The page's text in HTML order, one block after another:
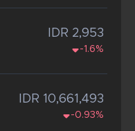
IDR 2,953
-1.6%
IDR 10,661,493
-0.93%